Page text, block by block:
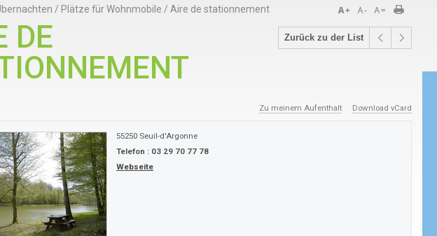
/ Plätze für Wohnmobile / Aire de stationnement
Zurück zu der List
DE
Zu meinem Aufenthalt Download vCard
55250 Seuil-d'Argonne
Telefon : 03 29 70 77 78
Webseite